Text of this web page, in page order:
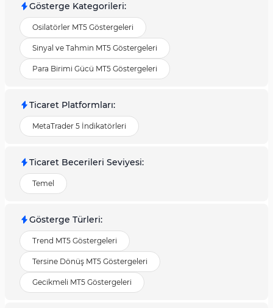
Gösterge Kategorileri:
Osilatörler MT5 Göstergeleri
Sinyal ve Tahmin MT5 Göstergeleri
Para Birimi Gücü MT5 Göstergeleri
Ticaret Platformları:
MetaTrader 5 İndikatörleri
Ticaret Becerileri Seviyesi:
Temel
Gösterge Türleri:
Trend MT5 Göstergeleri
Tersine Dönüş MT5 Göstergeleri
Gecikmeli MT5 Göstergeleri